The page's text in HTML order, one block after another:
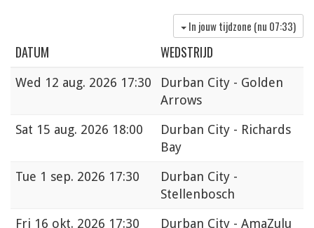
In jouw tijdzone (nu 07:33)
DATUM WEDSTRIJD
Wed 12 aug. 2026 17:30
Durban City - Golden
Arrows
Sat 15 aug. 2026 18:00
Durban City - Richards
Bay
Tue 1 sep. 2026 17:30
Durban City -
Stellenbosch
Fri 16 okt. 2026 17:30
Durban City - AmaZulu